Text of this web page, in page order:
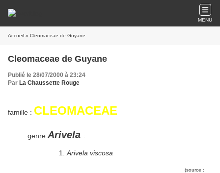
MENU
Accueil » Cleomaceae de Guyane
Cleomaceae de Guyane
Publié le 28/07/2000 à 23:24
Par La Chaussette Rouge
famille : CLEOMACEAE
genre Arivela :
Arivela viscosa
(source :